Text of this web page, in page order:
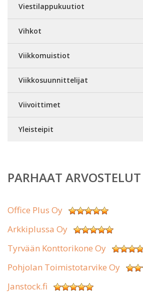
Viestilappukuutiot
Vihkot
Viikkomuistiot
Viikkosuunnittelijat
Viivoittimet
Yleisteipit
PARHAAT ARVOSTELUT
Office Plus Oy
Arkkiplussa Oy
Tyrvään Konttorikone Oy
Pohjolan Toimistotarvike Oy
Janstock.fi